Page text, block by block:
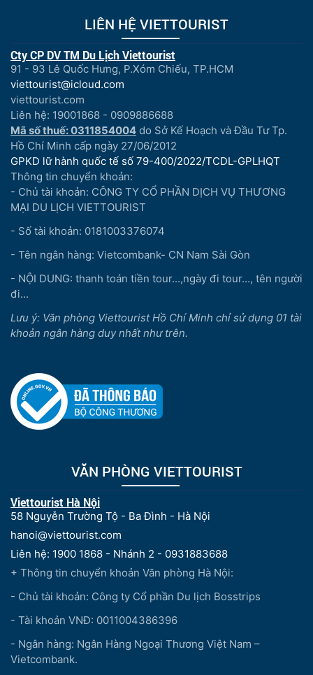
LIÊN HỆ VIETTOURIST
Cty CP DV TM Du Lịch Viettourist
91 - 93 Lê Quốc Hưng, P.Xóm Chiếu, TP.HCM
viettourist@icloud.com
viettourist.com
Liên hệ: 19001868 - 0909886688
Mã số thuế: 0311854004 do Sở Kế Hoạch và Đầu Tư Tp.
Hồ Chí Minh cấp ngày 27/06/2012
GPKD lữ hành quốc tế số 79-400/2022/TCDL-GPLHQT
Thông tin chuyển khoản:
- Chủ tài khoản: CÔNG TY CỔ PHẦN DỊCH VỤ THƯƠNG
MẠI DU LỊCH VIETTOURIST
- Số tài khoản: 0181003376074
- Tên ngân hàng: Vietcombank- CN Nam Sài Gòn
- NỘI DUNG: thanh toán tiền tour...,ngày đi tour..., tên người
đi...
Lưu ý: Văn phòng Viettourist Hồ Chí Minh chỉ sử dụng 01 tài
khoản ngân hàng duy nhất như trên.
VĂN PHÒNG VIETTOURIST
Viettourist Hà Nội
58 Nguyễn Trường Tộ - Ba Đình - Hà Nội
hanoi@viettourist.com
Liên hệ: 1900 1868 - Nhánh 2 - 0931883688
+ Thông tin chuyển khoản Văn phòng Hà Nội:
- Chủ tài khoản: Công ty Cổ phần Du lịch Bosstrips
- Tài khoản VNĐ: 0011004386396
- Ngân hàng: Ngân Hàng Ngoại Thương Việt Nam –
Vietcombank.